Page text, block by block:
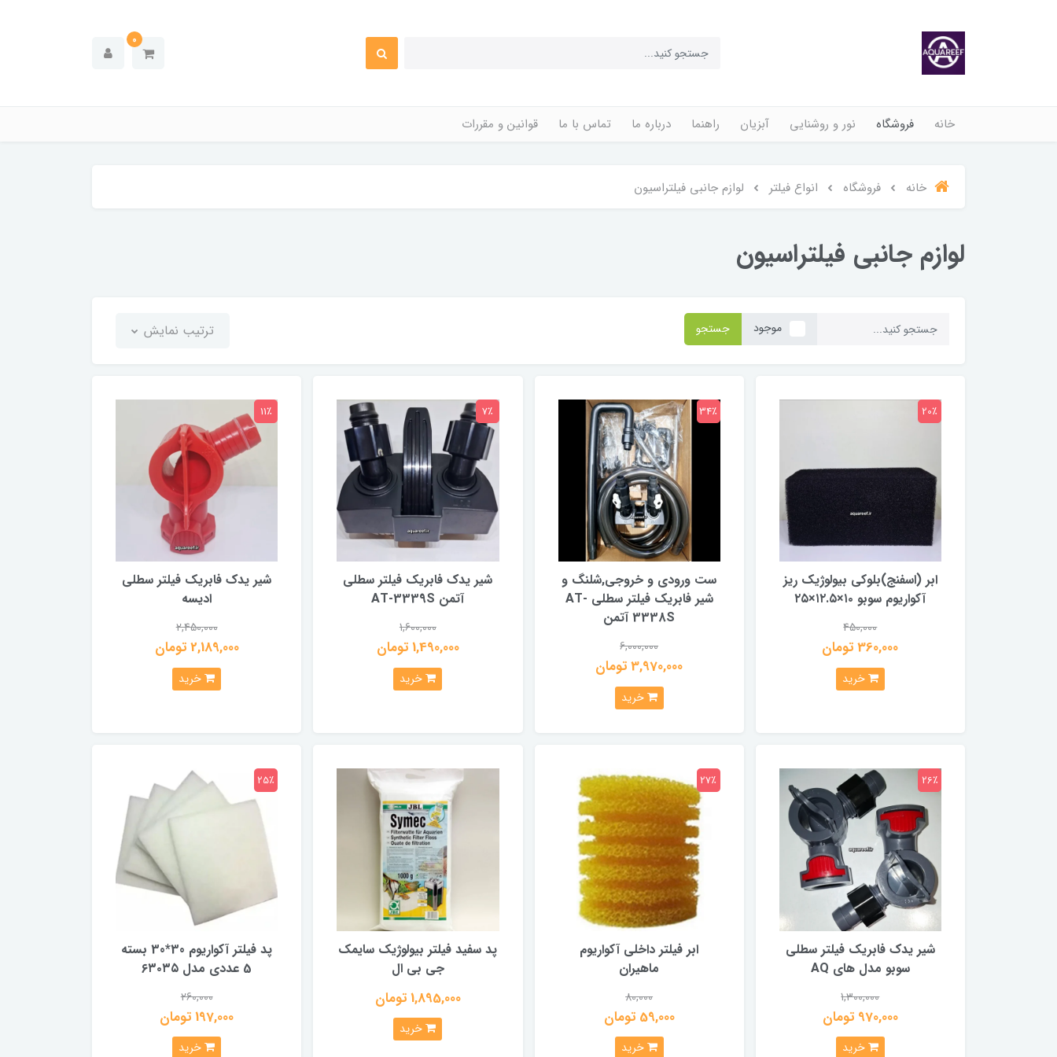
0
خانه فروشگاه نور و روشنایی آبزیان راهنما درباره ما تماس با ما قوانین و مقررات
خانه فروشگاه انواع فیلتر لوازم جانبی فیلتراسیون
لوازم جانبی فیلتراسیون
موجود جستجو ترتیب نمایش
ابر (اسفنج)بلوکی بیولوژیک ریز
آکواریوم سوبو ۱۰×۱۲.۵×۲۵
450,000
360,000 تومان
20٪
خرید
ست ورودی و خروجی,شلنگ و
شیر فابریک فیلتر سطلی AT-
3338S آتمن
6,000,000
3,970,000 تومان
34٪
خرید
شیر یدک فابریک فیلتر سطلی
آتمن AT-3339S
1,600,000
1,490,000 تومان
7٪
خرید
شیر یدک فابریک فیلتر سطلی
ادیسه
2,450,000
2,189,000 تومان
11٪
خرید
شیر یدک فابریک فیلتر سطلی
سوبو مدل های AQ
1,300,000
970,000 تومان
26٪
خرید
ابر فیلتر داخلی آکواریوم
ماهیران
80,000
59,000 تومان
27٪
خرید
پد سفید فیلتر بیولوژیک سایمک
جی بی ال
1,895,000 تومان
خرید
پد فیلتر آکواریوم 30*30 بسته
5 عددی مدل ۶۳۰۳۵
260,000
197,000 تومان
25٪
خرید